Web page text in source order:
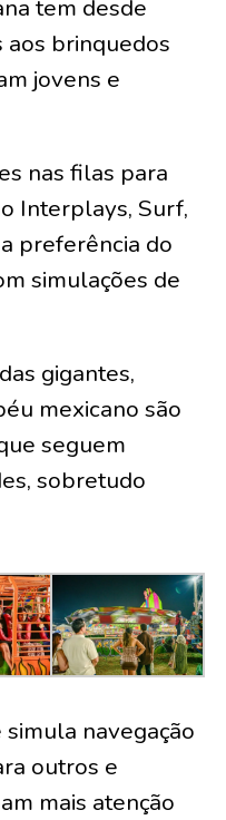
tem desde
aos brinquedos
jovens e
nas filas para
Interplays, Surf,
preferência do
simulações de
gigantes,
mexicano são
seguem
sobretudo
simula navegação
outros e
mais atenção